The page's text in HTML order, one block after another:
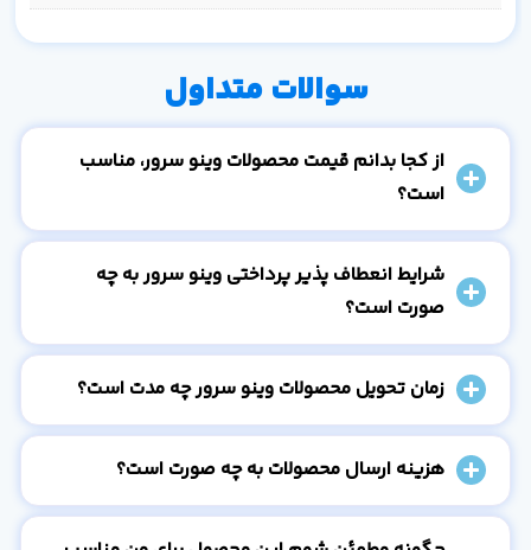
سوالات متداول
از کجا بدانم قیمت محصولات وینو سرور، مناسب
است؟
شرایط انعطاف پذیر پرداختی وینو سرور به چه
صورت است؟
زمان تحویل محصولات وینو سرور چه مدت است؟
هزینه ارسال محصولات به چه صورت است؟